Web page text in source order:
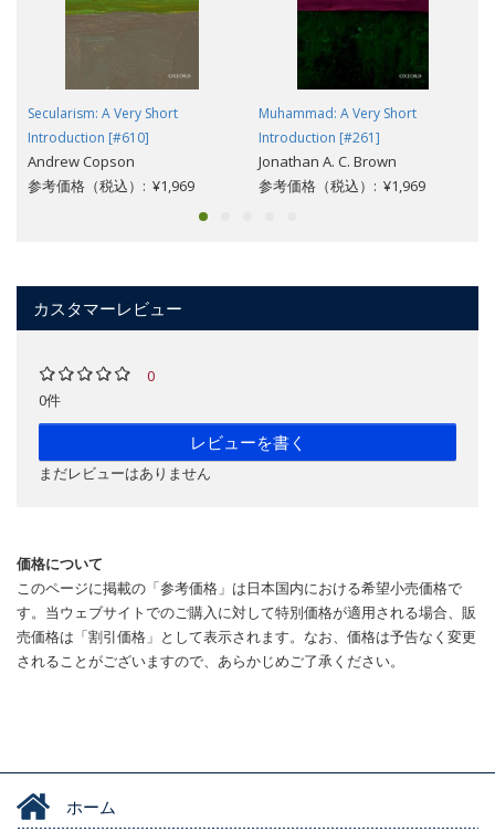
Secularism: A Very Short
Introduction [#610]
Andrew Copson
参考価格（税込）: ¥1,969
Muhammad: A Very Short
Introduction [#261]
Jonathan A. C. Brown
参考価格（税込）: ¥1,969
カスタマーレビュー
0
0件
レビューを書く
まだレビューはありません
価格について
このページに掲載の「参考価格」は日本国内における希望小売価格で
す。当ウェブサイトでのご購入に対して特別価格が適用される場合、販
売価格は「割引価格」として表示されます。なお、価格は予告なく変更
されることがございますので、あらかじめご了承ください。
ホーム